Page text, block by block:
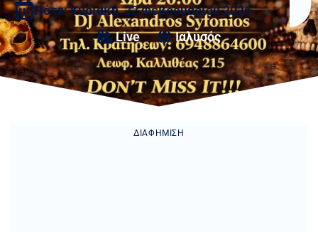
Πότε: Κυριακή, 22 Φεβρουαρίου 2026
Live
Ιαλυσός
ΔΙΑΦΉΜΙΣΗ